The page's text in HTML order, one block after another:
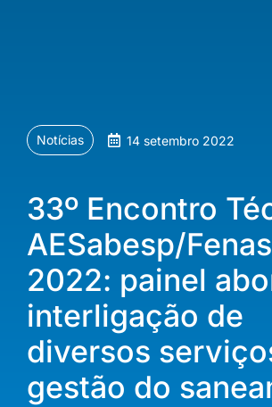
Notícias 14 setembro 2022
33º Encontro
AESabesp/
2022: painel
interligação de
diversos
gestão do